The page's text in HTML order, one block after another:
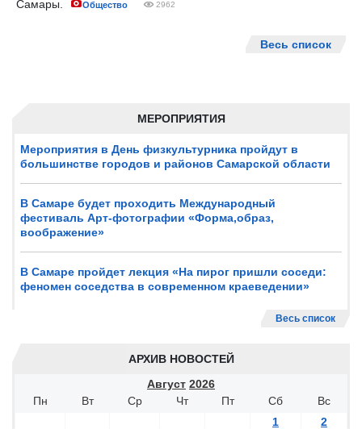
МЕРОПРИЯТИЯ
Мероприятия в День физкультурника пройдут в
большинстве городов и районов Самарской области
В Самаре будет проходить Международный
фестиваль Арт-фотографии «Форма,образ,
воображение»
В Самаре пройдет лекция «На пирог пришли соседи:
феномен соседства в современном краеведении»
Весь список
АРХИВ НОВОСТЕЙ
Август 2026
Пн
Вт Ср Чт Пт Сб
Вс
1
2
Самары. Общество 2962
Весь список